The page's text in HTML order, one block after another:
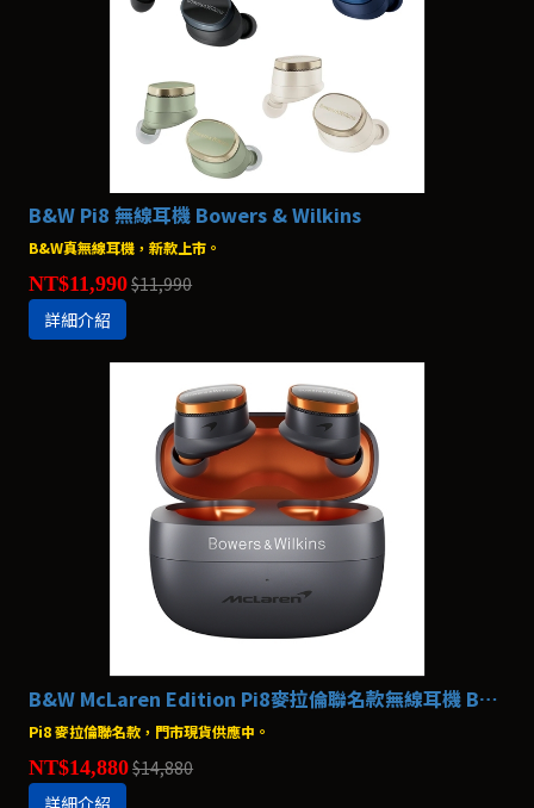
B&W Pi8 無線耳機 Bowers & Wilkins
B&W真無線耳機，新款上市。
NT$11,990$11,990
詳細介紹
B&W McLaren Edition Pi8麥拉倫聯名款無線耳機 Bowers & Wilkins
Pi8 麥拉倫聯名款，門市現貨供應中。
NT$14,880$14,880
詳細介紹